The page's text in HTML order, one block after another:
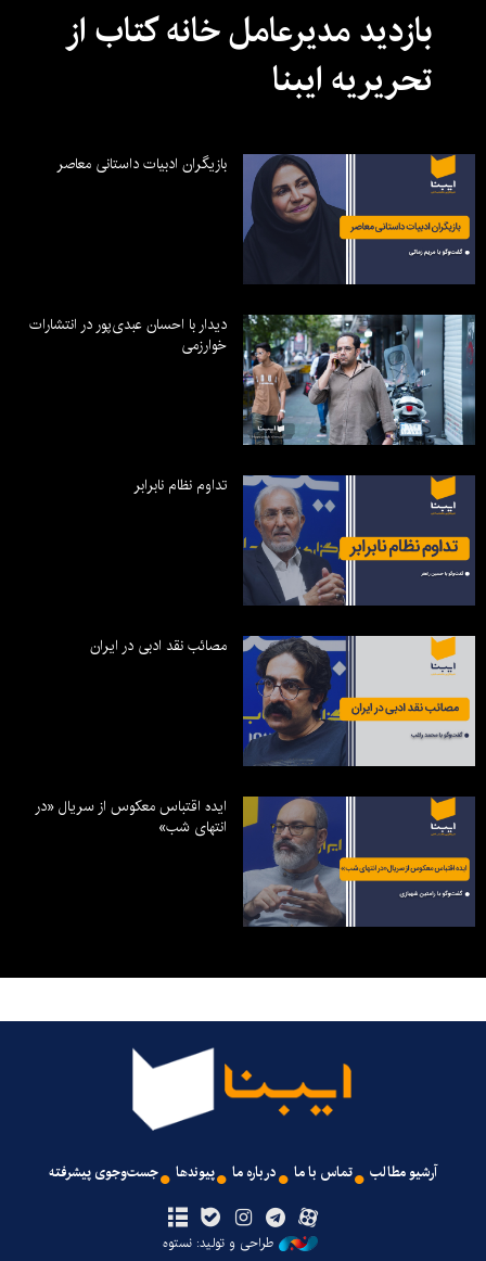
بازدید مدیرعامل خانه کتاب از
تحریریه ایبنا
بازیگران ادبیات داستانی معاصر
دیدار با احسان عبدی‌پور در انتشارات
خوارزمی
تداوم نظام نابرابر
مصائب نقد ادبی در ایران
ایده اقتباس معکوس از سریال «در
انتهای شب»
آرشیو مطالب تماس با ما درباره ما پیوندها جست‌وجوی پیشرفته
طراحی و تولید: نستوه